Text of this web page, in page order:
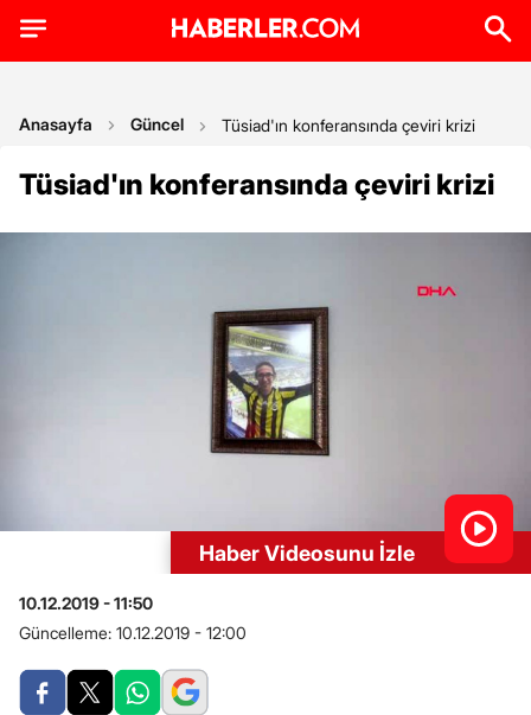
Anasayfa Güncel Tüsiad'ın konferansında çeviri krizi
Tüsiad'ın konferansında çeviri krizi
Haber Videosunu İzle
10.12.2019 - 11:50
Güncelleme: 10.12.2019 - 12:00